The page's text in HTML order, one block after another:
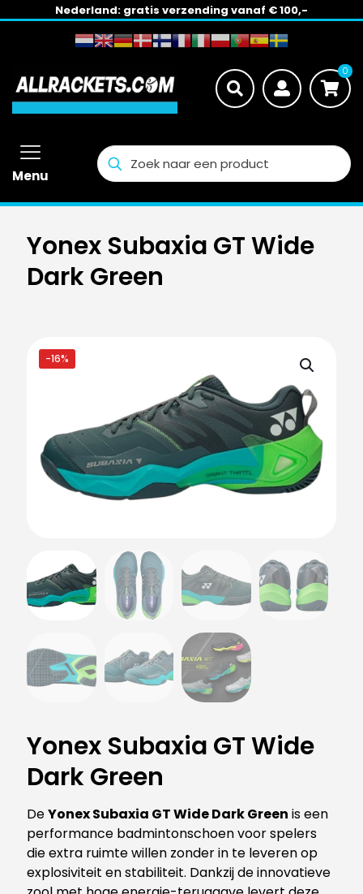
Nederland: gratis verzending vanaf € 100,-
0
Menu
Yonex Subaxia GT Wide
Dark Green
-16%
Yonex Subaxia GT Wide
Dark Green
DeYonex Subaxia GT Wide Dark Green is een
performance badmintonschoen voor spelers
die extra ruimte willen zonder in te leveren op
explosiviteit en stabiliteit. Dankzij de innovatieve